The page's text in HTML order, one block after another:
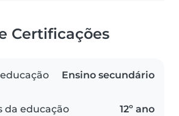
Certificações
Ensino secundário
da educação 12º ano